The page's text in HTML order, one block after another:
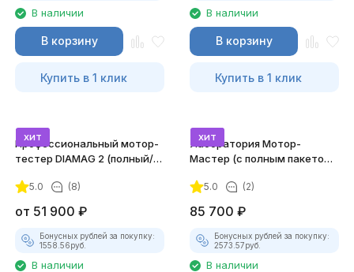
В наличии
В корзину
Купить в 1 клик
В наличии
В корзину
Купить в 1 клик
хит
Профессиональный мотор-
тестер DIAMAG 2 (полный/
5.0 (8)
от 51 900 ₽
Бонусных рублей за покупку:
1558.56руб.
В наличии
хит
Лаборатория Мотор-
Мастер (с полным пакетом
5.0 (2)
85 700 ₽
Бонусных рублей за покупку:
2573.57руб.
В наличии